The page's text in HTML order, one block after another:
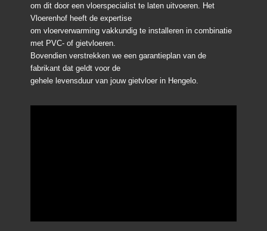
om dit door een vloerspecialist te laten uitvoeren. Het
Vloerenhof heeft de expertise
om vloerverwarming vakkundig te installeren in combinatie
met PVC- of gietvloeren.
Bovendien verstrekken we een garantieplan van de
fabrikant dat geldt voor de
gehele levensduur van jouw gietvloer in Hengelo.